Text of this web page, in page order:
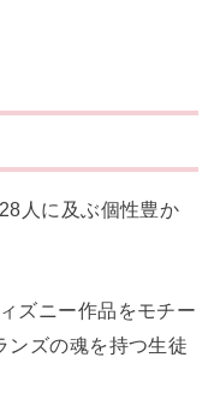
人に及ぶ個性豊か
ズニー作品をモチー
ンズの魂を持つ生徒